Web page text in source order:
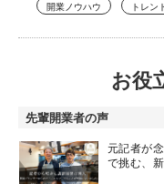
開業ノウハウ トレン
お役
先輩開業者の声
元記者が
で挑む、